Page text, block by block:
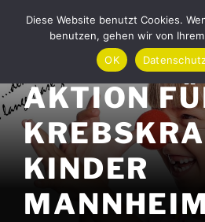
Inhalt
AKTION
KINDER
Diese Website benutzt Cookies.
benutzen, gehen wir von
OK